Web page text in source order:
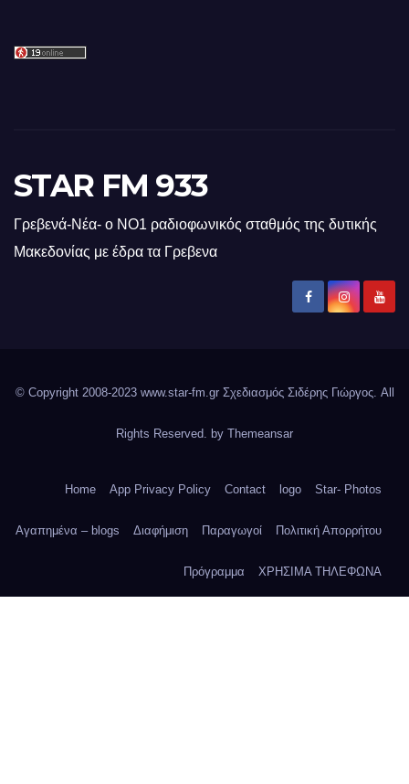
STAR FM 933
Γρεβενά-Νέα- ο ΝΟ1 ραδιοφωνικός σταθμός της δυτικής
Μακεδονίας με έδρα τα Γρεβενα
© Copyright 2008-2023 www.star-fm.gr Σχεδιασμός Σιδέρης Γιώργος. All
Rights Reserved. by Themeansar
Home App Privacy Policy Contact logo Star- Photos
Αγαπημένα – blogs Διαφήμιση Παραγωγοί Πολιτική Απορρήτου
Πρόγραμμα ΧΡΗΣΙΜΑ ΤΗΛΕΦΩΝΑ